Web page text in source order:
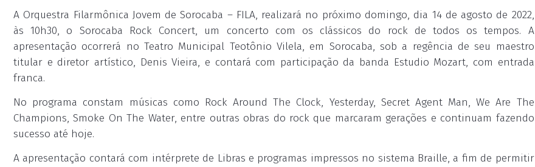
A Orquestra Filarmônica Jovem de Sorocaba – FILA, realizará no próximo domingo, dia 14 de agosto de 2022,
às 10h30, o Sorocaba Rock Concert, um concerto com os clássicos do rock de todos os tempos. A
apresentação ocorrerá no Teatro Municipal Teotônio Vilela, em Sorocaba, sob a regência de seu maestro
titular e diretor artístico, Denis Vieira, e contará com participação da banda Estudio Mozart, com entrada
franca.
No programa constam músicas como Rock Around The Clock, Yesterday, Secret Agent Man, We Are The
Champions, Smoke On The Water, entre outras obras do rock que marcaram gerações e continuam fazendo
sucesso até hoje.
A apresentação contará com intérprete de Libras e programas impressos no sistema Braille, a fim de permitir